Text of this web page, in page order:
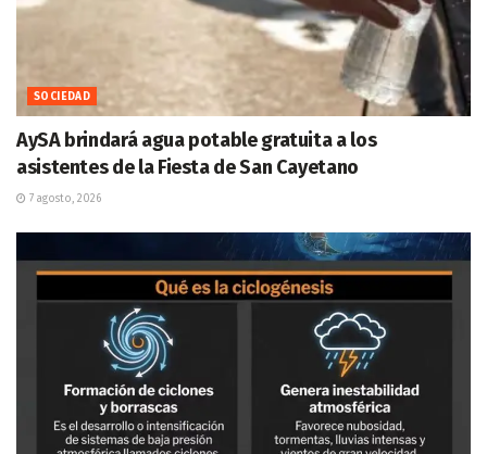
SOCIEDAD
AySA brindará agua potable gratuita a los
asistentes de la Fiesta de San Cayetano
7 agosto, 2026